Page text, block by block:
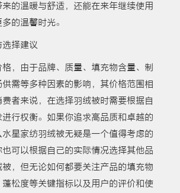
的温暖与舒适，还能在来年继续使用
的温馨时光。
择建议
，由于品牌、质量、填充物含量、制
需等多种因素的影响，其价格范围相
者来说，在选择羽绒被时需要根据自
行权衡。如果你追求高品质和卓越的
星家纺羽绒被无疑是一个值得考虑的
可以根据自己的实际情况选择其他品
，但无论如何都要关注产品的填充物
松度等关键指标以及用户的评价和使